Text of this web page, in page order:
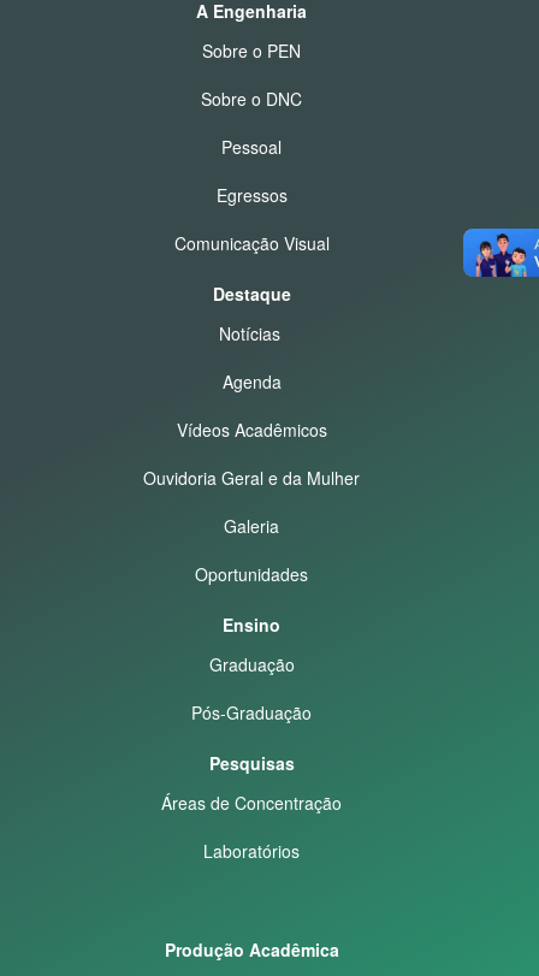
A Engenharia
Sobre o PEN
Sobre o DNC
Pessoal
Egressos
Comunicação Visual
Destaque
Notícias
Agenda
Vídeos Acadêmicos
Ouvidoria Geral e da Mulher
Galeria
Oportunidades
Ensino
Graduação
Pós-Graduação
Pesquisas
Áreas de Concentração
Laboratórios
Produção Acadêmica